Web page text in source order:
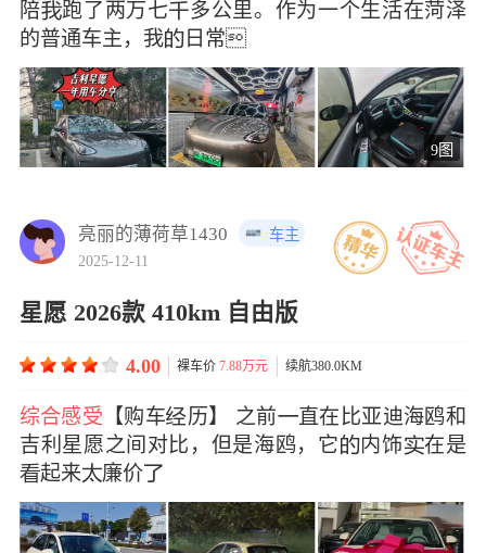
陪跑了两万七多公里。作为一个生活在菏泽
的普通车主，我日常
9图
亮丽的薄荷草1430
车主
2025-12-11
星愿 2026款 410km 自由版
4.00 裸车价7.88万元 续航380.0KM
综合感受 【购车历】 之前直在比亚迪海鸥和
吉利星愿之间对比，但是海鸥，它内饰在是
起来廉价